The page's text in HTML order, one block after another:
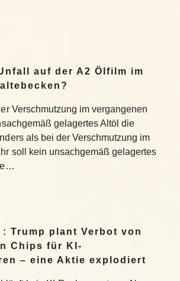
auf der A2 Ölfilm im
Verschmutzung im vergangenen
gelagertes Altöl die
als bei der Verschmutzung im
soll kein unsachgemäß gelagertes
: Trump plant Verbot von
Chips für KI-
– eine Aktie explodiert